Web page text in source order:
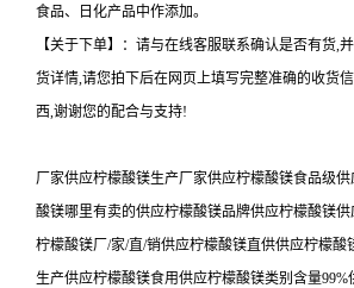
食品、日化产品中作添加。
【关于下单】：请与在线客服联系确认是否有货,
货详情,请您拍下后在网页上填写完整准确的收货
西,谢谢您的配合与支持!
厂家供应柠檬酸镁生产厂家供应柠檬酸镁食品级
酸镁哪里有卖的供应柠檬酸镁品牌供应柠檬酸镁
柠檬酸镁厂/家/直/销供应柠檬酸镁直供供应柠檬酸
生产供应柠檬酸镁食用供应柠檬酸镁类别含量